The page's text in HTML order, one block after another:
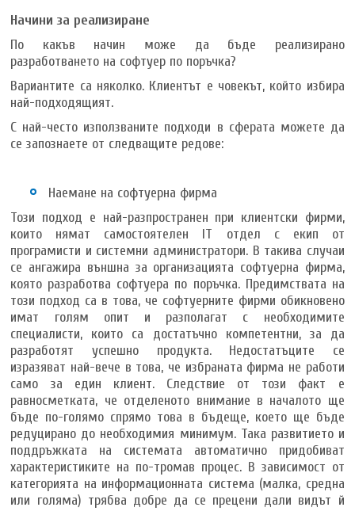
Начини за реализиране
По какъв начин може да бъде реализирано
разработването на софтуер по поръчка?
Вариантите са няколко. Клиентът е човекът, който избира
най-подходящият.
С най-често използваните подходи в сферата можете да
се запознаете от следващите редове:
Наемане на софтуерна фирма
Този подход е най-разпространен при клиентски фирми,
които нямат самостоятелен IT отдел с екип от
програмисти и системни администратори. В такива случаи
се ангажира външна за организацията софтуерна фирма,
която разработва софтуера по поръчка. Предимствата на
този подход са в това, че софтуерните фирми обикновено
имат голям опит и разполагат с необходимите
специалисти, които са достатъчно компетентни, за да
разработят успешно продукта. Недостатъците се
изразяват най-вече в това, че избраната фирма не работи
само за един клиент. Следствие от този факт е
равносметката, че отделеното внимание в началото ще
бъде по-голямо спрямо това в бъдеще, което ще бъде
редуцирано до необходимия минимум. Така развитието и
поддръжката на системата автоматично придобиват
характеристиките на по-тромав процес. В зависимост от
категорията на информационната система (малка, средна
или голяма) трябва добре да се прецени дали видът й